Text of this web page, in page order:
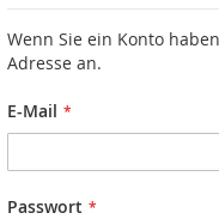
Wenn Sie ein Konto
Adresse an.
E-Mail
Passwort